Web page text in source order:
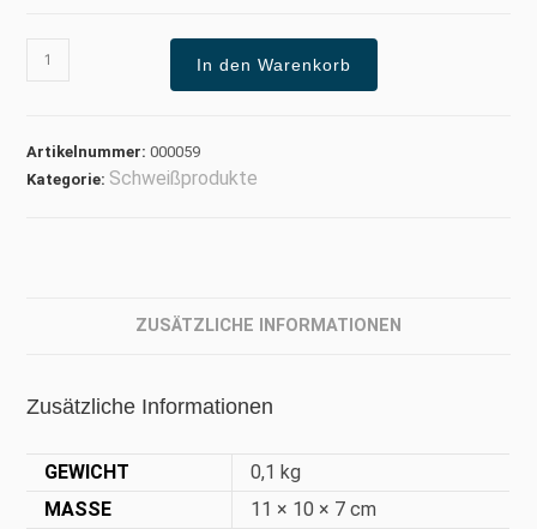
In den Warenkorb
Artikelnummer:000059
Kategorie: Schweißprodukte
ZUSÄTZLICHE INFORMATIONEN
Zusätzliche Informationen
GEWICHT
0,1 kg
MASSE
11 × 10 × 7 cm